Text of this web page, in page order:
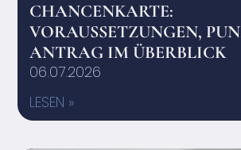
CHANCENKARTE:
VORAUSSETZUNGEN,
ANTRAG IM ÜBERBLICK
06.07.2026
LESEN »